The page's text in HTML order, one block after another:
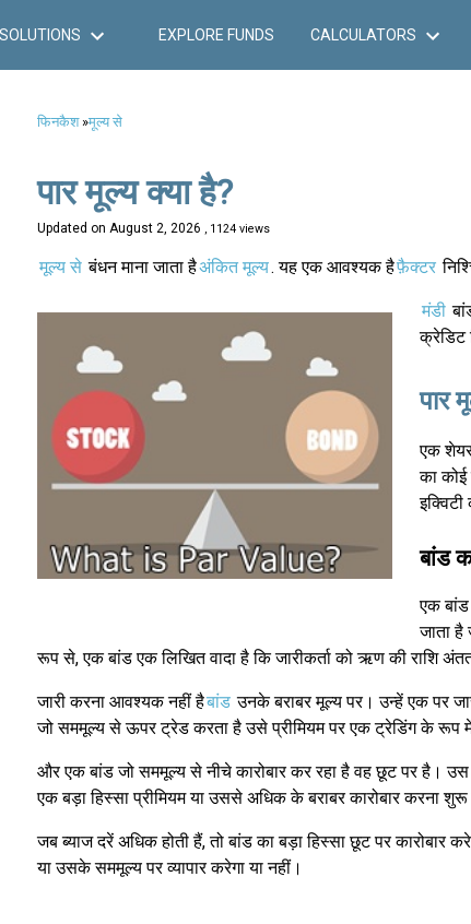
SOLUTIONS EXPLORE FUNDS CALCULATORS
फिनकैश»मूल्य से
पार मूल्य क्या है?
Updated on August 2, 2026 , 1124 views
मूल्य से बंधन माना जाता हैअंकित मूल्य. यह एक आवश्यक हैफ़ैक्टर
मंडी
क्रेडिट
पार
एक
का
बांड
एक
जाता है
रूप से, एक बांड एक लिखित वादा है कि जारीकर्ता को ऋण की राशि
जारी करना आवश्यक नहीं हैबांड उनके बराबर मूल्य पर। उन्हें एक पर
जो सममूल्य से ऊपर ट्रेड करता है उसे प्रीमियम पर एक ट्रेडिंग के रूप में
और एक बांड जो सममूल्य से नीचे कारोबार कर रहा है वह छूट पर है। उस
एक बड़ा हिस्सा प्रीमियम या उससे अधिक के बराबर कारोबार करना
जब ब्याज दरें अधिक होती हैं, तो बांड का बड़ा हिस्सा छूट पर कारोबार
या उसके सममूल्य पर व्यापार करेगा या नहीं।